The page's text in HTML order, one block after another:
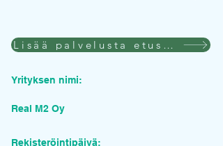
Lisää palvelusta etusivulla
Yrityksen nimi:
Real M2 Oy
Rekisteröintipäivä: